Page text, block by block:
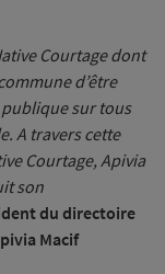
Courtage dont
d’être
sur tous
A travers cette
Courtage, Apivia
son
du directoire
Macif